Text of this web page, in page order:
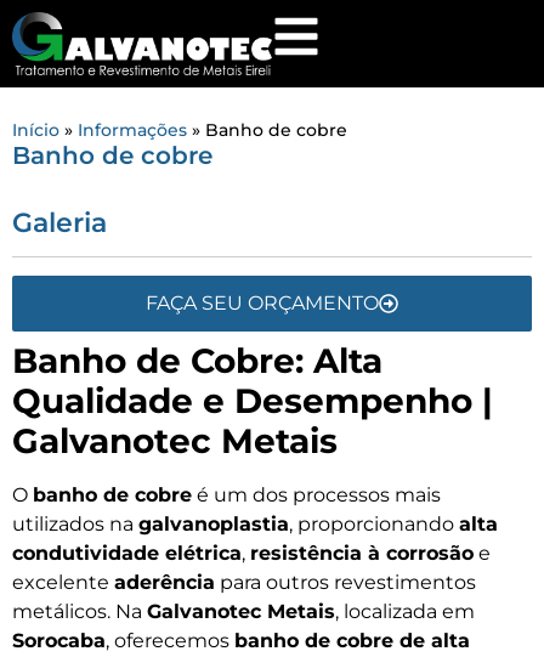
Início » Informações » Banho de cobre
Banho de cobre
Galeria
FAÇA SEU ORÇAMENTO
Banho de Cobre: Alta
Qualidade e Desempenho |
Galvanotec Metais
O banho de cobre é um dos processos mais
utilizados na galvanoplastia, proporcionando alta
condutividade elétrica, resistência à corrosão e
excelente aderência para outros revestimentos
metálicos. Na Galvanotec Metais, localizada em
Sorocaba, oferecemos banho de cobre de alta